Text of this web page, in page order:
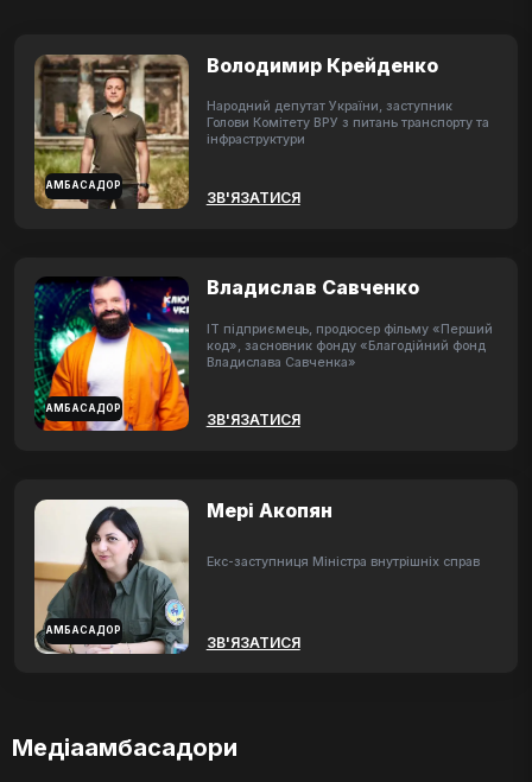
АМБАСАДОР
Володимир Крейденко
Народний депутат України, заступник
Голови Комітету ВРУ з питань транспорту та
інфраструктури
ЗВ'ЯЗАТИСЯ
АМБАСАДОР
Владислав Савченко
ІТ підприємець, продюсер фільму «Перший
код», засновник фонду «Благодійний фонд
Владислава Савченка»
ЗВ'ЯЗАТИСЯ
АМБАСАДОР
Мері Акопян
Екс-заступниця Міністра внутрішніх справ
ЗВ'ЯЗАТИСЯ
Медіаамбасадори